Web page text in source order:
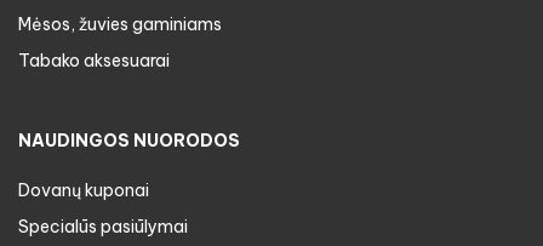
Mėsos, žuvies gaminiams
Tabako aksesuarai
NAUDINGOS NUORODOS
Dovanų kuponai
Specialūs pasiūlymai